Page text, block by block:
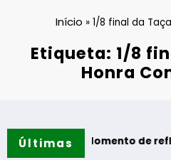
Início » 1/8 final da
Etiqueta: 1/8
Honra
Últimas
– Momento de reflexão “As